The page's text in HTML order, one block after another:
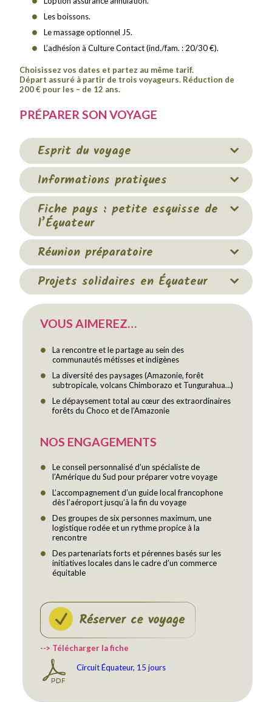
Les boissons.
Le massage optionnel J5.
L’adhésion à Culture Contact (ind./fam. : 20/30 €).
Choisissez vos dates et partez au même tarif.
Départ assuré à partir de trois voyageurs. Réduction de
200 € pour les – de 12 ans.
PRÉPARER SON VOYAGE
Esprit du voyage
Informations pratiques
Fiche pays : petite esquisse de
l’Équateur
Réunion préparatoire
Projets solidaires en Équateur
VOUS AIMEREZ…
La rencontre et le partage au sein des
communautés métisses et indigènes
La diversité des paysages (Amazonie, forêt
subtropicale, volcans Chimborazo et Tungurahua…)
Le dépaysement total au cœur des extraordinaires
forêts du Choco et de l’Amazonie
NOS ENGAGEMENTS
Le conseil personnalisé d’un spécialiste de
l’Amérique du Sud pour préparer votre voyage
L’accompagnement d’un guide local francophone
dès l’aéroport jusqu’à la fin du voyage
Des groupes de six personnes maximum, une
logistique rodée et un rythme propice à la
rencontre
Des partenariats forts et pérennes basés sur les
initiatives locales dans le cadre d’un commerce
équitable
--> Télécharger la fiche
Circuit Équateur, 15 jours